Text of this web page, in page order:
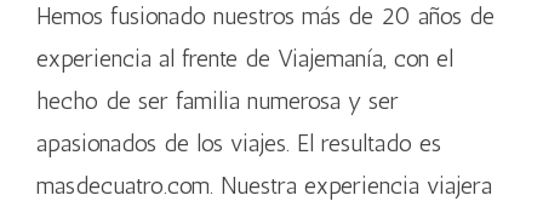
Hemos fusionado nuestros más de 20 años de
experiencia al frente de Viajemanía, con el
hecho de ser familia numerosa y ser
apasionados de los viajes. El resultado es
masdecuatro.com. Nuestra experiencia viajera